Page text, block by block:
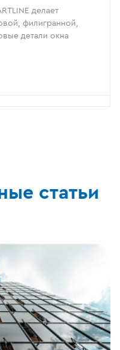
делает
филигранной,
детали окна
статьи